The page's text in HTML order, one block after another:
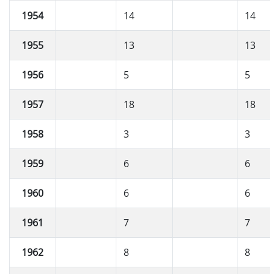
1954 14 14
1955 13 13
1956 5 5
1957 18 18
1958 3 3
1959 6 6
1960 6 6
1961 7 7
1962 8 8